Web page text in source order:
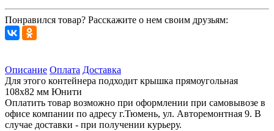
Понравился товар? Расскажите о нем своим друзьям:
Описание Оплата Доставка
Для этого контейнера подходит крышка прямоугольная
108х82 мм Юнити
Оплатить товар возможно при оформлении при самовывозе в
офисе компании по адресу г.Тюмень, ул. Авторемонтная 9. В
случае доставки - при получении курьеру.